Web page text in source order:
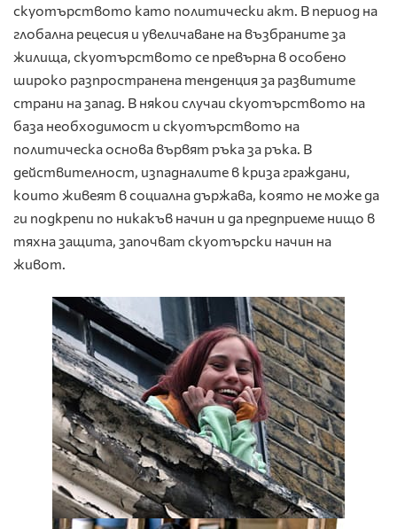
скуотърството като политически акт. В период на
глобална рецесия и увеличаване на възбраните за
жилища, скуотърството се превърна в особено
широко разпространена тенденция за развитите
страни на запад. В някои случаи скуотърството на
база необходимост и скуотърството на
политическа основа вървят ръка за ръка. В
действителност, изпадналите в криза граждани,
които живеят в социална държава, която не може да
ги подкрепи по никакъв начин и да предприеме нищо в
тяхна защита, започват скуотърски начин на
живот.